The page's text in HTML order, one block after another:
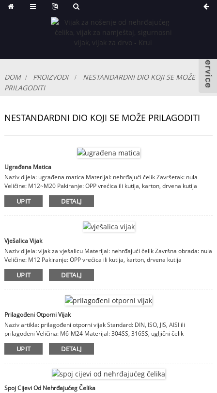
DOM PROIZVODI
NESTANDARDNI DIO KOJI SE MOŽE
PRILAGODITI
NESTANDARDNI DIO KOJI SE MOŽE PRILAGODITI
Ugrađena Matica
Naziv dijela: ugrađena matica Materijal: nehrđajući čelik Završetak: nula
Veličine: M12~M20 Pakiranje: OPP vrećica ili kutija, karton, drvena kutija
Napomene: materijal, završna obrada, veličine su prilagodljive
UPIT DETALJ
Vješalica Vijak
Naziv dijela: vijak za vješalicu Materijal: nehrđajući čelik Završna obrada: nula
Veličine: M12 Pakiranje: OPP vrećica ili kutija, karton, drvena kutija
Napomene: materijal, završna obrada, veličine su prilagodljive
UPIT DETALJ
Prilagođeni Otporni Vijak
Naziv artikla: prilagođeni otporni vijak Standard: DIN, ISO, JIS, AISI ili
prilagođeni Veličina: M6-M24 Materijal: 304SS, 316SS, ugljični čelik
UPIT DETALJ
Spoj Cijevi Od Nehrđajućeg Čelika